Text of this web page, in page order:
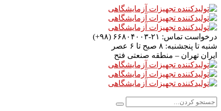
درخواست تماس: ۲۱-۶۶۸۰۴۰۰۳ (۹۸+)
شنبه تا پنجشنبه: ۸ صبح تا ۶ عصر
ایران تهران – منطقه صنعتی فتح